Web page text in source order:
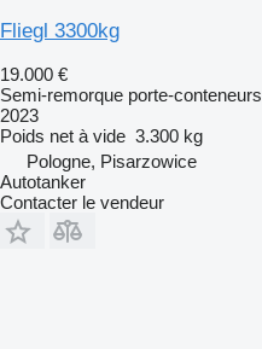
Fliegl 3300kg
19.000 €
Semi-remorque porte-conteneurs
2023
Poids net à vide 3.300 kg
Pologne, Pisarzowice
Autotanker
Contacter le vendeur